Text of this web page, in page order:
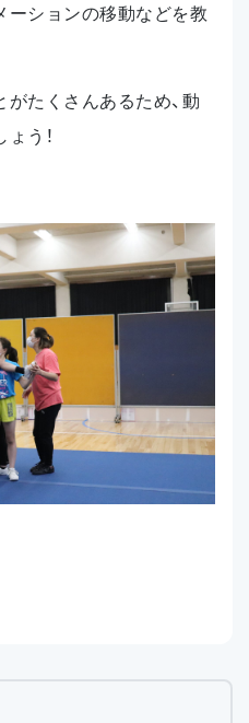
ーションの移動などを教
たくさんあるため、動
う！